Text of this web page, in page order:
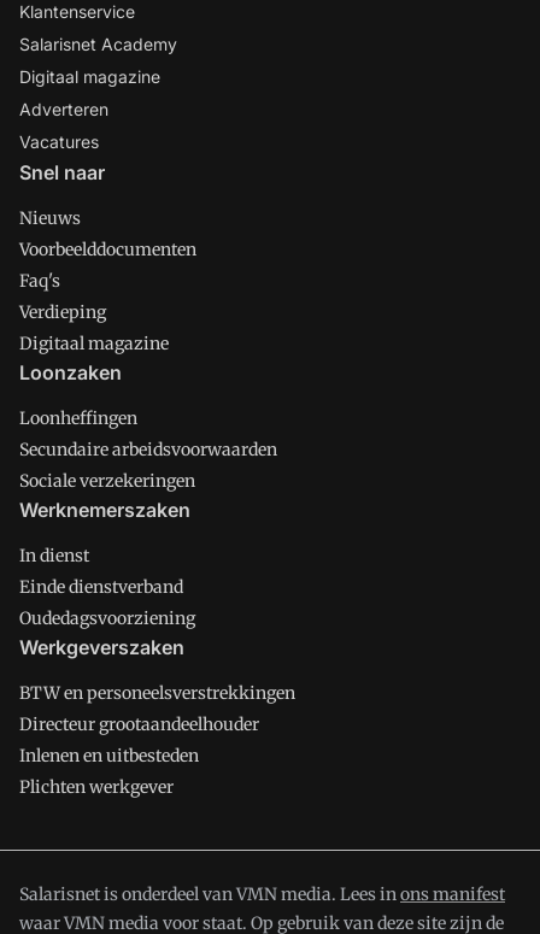
Klantenservice
Salarisnet Academy
Digitaal magazine
Adverteren
Vacatures
Snel naar
Nieuws
Voorbeelddocumenten
Faq's
Verdieping
Digitaal magazine
Loonzaken
Loonheffingen
Secundaire arbeidsvoorwaarden
Sociale verzekeringen
Werknemerszaken
In dienst
Einde dienstverband
Oudedagsvoorziening
Werkgeverszaken
BTW en personeelsverstrekkingen
Directeur grootaandeelhouder
Inlenen en uitbesteden
Plichten werkgever
Salarisnet is onderdeel van VMN media. Lees inons manifest
waar VMN media voor staat. Op gebruik van deze site zijn de